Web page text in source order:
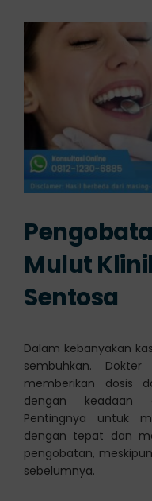
Mulut
Sentosa
Dalam kebanyakan
sembuhkan. Dokter
memberikan dosis
dengan keadaan
Pentingnya untuk
dengan tepat dan
pengobatan,
sebelumnya.